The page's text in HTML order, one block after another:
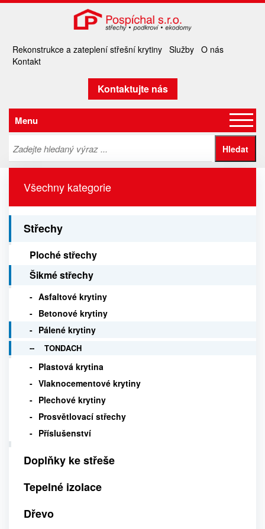
Rekonstrukce a zateplení střešní krytiny Služby O nás
Kontakt
Kontaktujte nás
Menu
Všechny kategorie
Střechy
Ploché střechy
Šikmé střechy
Asfaltové krytiny
Betonové krytiny
Pálené krytiny
TONDACH
Plastová krytina
Vlaknocementové krytiny
Plechové krytiny
Prosvětlovací střechy
Příslušenství
Doplňky ke střeše
Tepelné izolace
Dřevo